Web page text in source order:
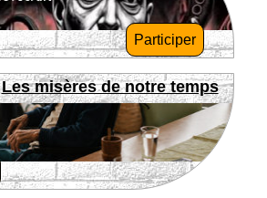
Participer
Les misères de notre temps